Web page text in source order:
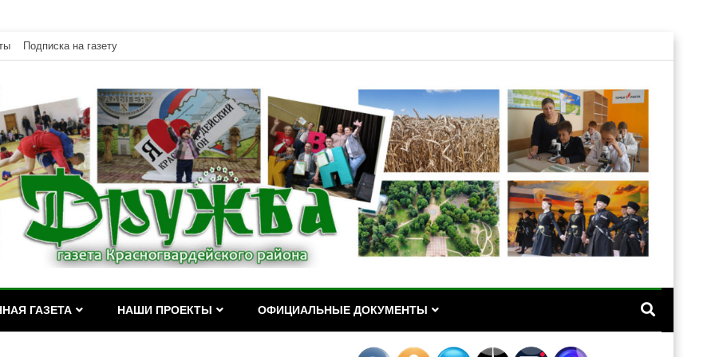
Подписка на газету
района РА
ГАЗЕТА НАШИ ПРОЕКТЫ ОФИЦИАЛЬНЫЕ ДОКУМЕНТЫ